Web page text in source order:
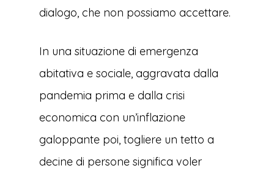
dialogo, che non possiamo accettare.
In una situazione di emergenza
abitativa e sociale, aggravata dalla
pandemia prima e dalla crisi
economica con un’inflazione
galoppante poi, togliere un tetto a
decine di persone significa voler